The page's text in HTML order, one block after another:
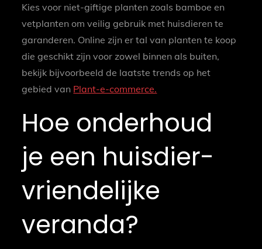
Kies voor niet-giftige planten zoals bamboe en
vetplanten om veilig gebruik met huisdieren te
garanderen. Online zijn er tal van planten te koop
die geschikt zijn voor zowel binnen als buiten,
bekijk bijvoorbeeld de laatste trends op het
gebied van Plant-e-commerce.
Hoe onderhoud
je een huisdier-
vriendelijke
veranda?